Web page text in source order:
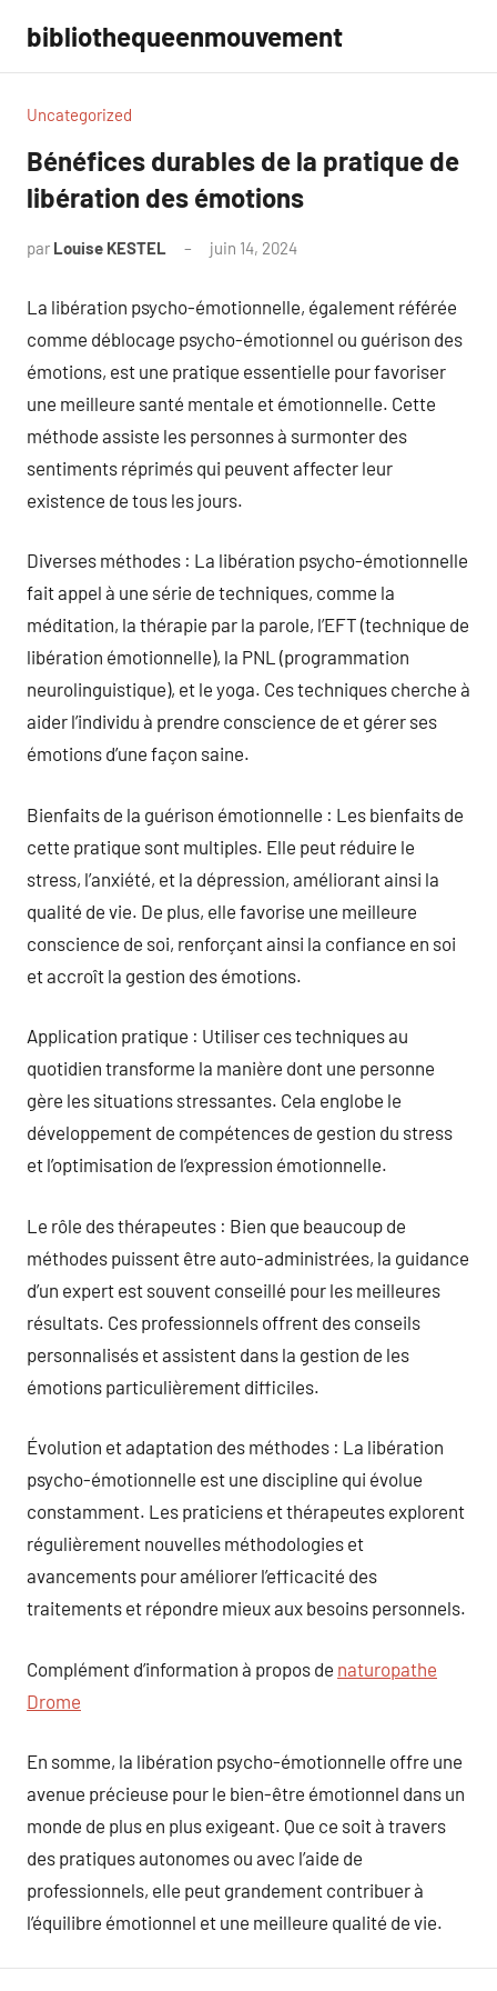
contenu
bibliothequeenmouvement
Uncategorized
Bénéfices durables de la pratique de
libération des émotions
par Louise KESTEL juin 14, 2024
La libération psycho-émotionnelle, également référée
comme déblocage psycho-émotionnel ou guérison des
émotions, est une pratique essentielle pour favoriser
une meilleure santé mentale et émotionnelle. Cette
méthode assiste les personnes à surmonter des
sentiments réprimés qui peuvent affecter leur
existence de tous les jours.
Diverses méthodes : La libération psycho-émotionnelle
fait appel à une série de techniques, comme la
méditation, la thérapie par la parole, l’EFT (technique de
libération émotionnelle), la PNL (programmation
neurolinguistique), et le yoga. Ces techniques cherche à
aider l’individu à prendre conscience de et gérer ses
émotions d’une façon saine.
Bienfaits de la guérison émotionnelle : Les bienfaits de
cette pratique sont multiples. Elle peut réduire le
stress, l’anxiété, et la dépression, améliorant ainsi la
qualité de vie. De plus, elle favorise une meilleure
conscience de soi, renforçant ainsi la confiance en soi
et accroît la gestion des émotions.
Application pratique : Utiliser ces techniques au
quotidien transforme la manière dont une personne
gère les situations stressantes. Cela englobe le
développement de compétences de gestion du stress
et l’optimisation de l’expression émotionnelle.
Le rôle des thérapeutes : Bien que beaucoup de
méthodes puissent être auto-administrées, la guidance
d’un expert est souvent conseillé pour les meilleures
résultats. Ces professionnels offrent des conseils
personnalisés et assistent dans la gestion de les
émotions particulièrement difficiles.
Évolution et adaptation des méthodes : La libération
psycho-émotionnelle est une discipline qui évolue
constamment. Les praticiens et thérapeutes explorent
régulièrement nouvelles méthodologies et
avancements pour améliorer l’efficacité des
traitements et répondre mieux aux besoins personnels.
Complément d’information à propos de naturopathe
Drome
En somme, la libération psycho-émotionnelle offre une
avenue précieuse pour le bien-être émotionnel dans un
monde de plus en plus exigeant. Que ce soit à travers
des pratiques autonomes ou avec l’aide de
professionnels, elle peut grandement contribuer à
l’équilibre émotionnel et une meilleure qualité de vie.